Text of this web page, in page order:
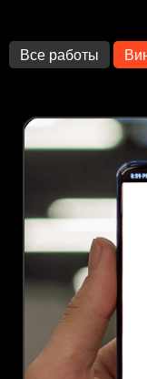
Все работы